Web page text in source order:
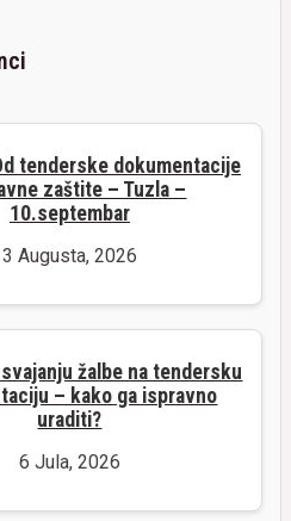
tenderske dokumentacije
zaštite – Tuzla –
10.septembar
3 Augusta, 2026
žalbe na tendersku
– kako ga ispravno
uraditi?
6 Jula, 2026